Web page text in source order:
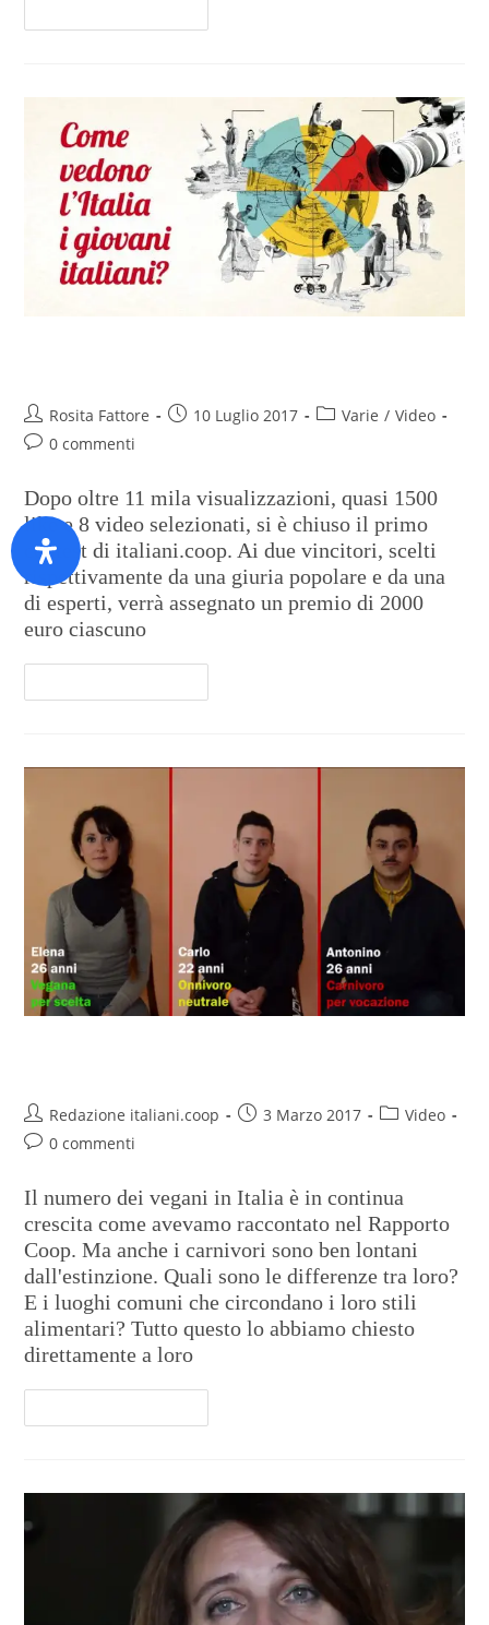
Rosita Fattore 10 Luglio 2017 Varie / Video
0 commenti
Dopo oltre 11 mila visualizzazioni, quasi 1500
like e 8 video selezionati, si è chiuso il primo
contest di italiani.coop. Ai due vincitori, scelti
rispettivamente da una giuria popolare e da una
di esperti, verrà assegnato un premio di 2000
euro ciascuno
Redazione italiani.coop 3 Marzo 2017
Video
0 commenti
Il numero dei vegani in Italia è in continua
crescita come avevamo raccontato nel Rapporto
Coop. Ma anche i carnivori sono ben lontani
dall'estinzione. Quali sono le differenze tra loro?
E i luoghi comuni che circondano i loro stili
alimentari? Tutto questo lo abbiamo chiesto
direttamente a loro